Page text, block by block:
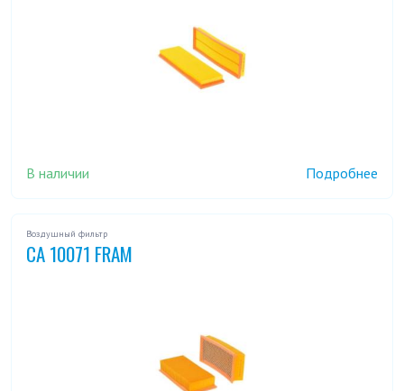
В наличии Подробнее
Воздушный фильтр
CA 10071 FRAM